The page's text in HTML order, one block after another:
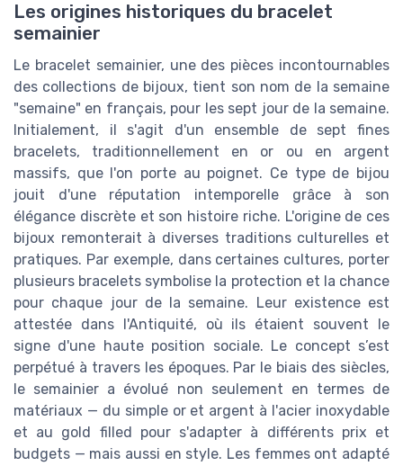
Les origines historiques du bracelet
semainier
Le bracelet semainier, une des pièces incontournables
des collections de bijoux, tient son nom de la semaine
"semaine" en français, pour les sept jour de la semaine.
Initialement, il s'agit d'un ensemble de sept fines
bracelets, traditionnellement en or ou en argent
massifs, que l'on porte au poignet. Ce type de bijou
jouit d'une réputation intemporelle grâce à son
élégance discrète et son histoire riche. L'origine de ces
bijoux remonterait à diverses traditions culturelles et
pratiques. Par exemple, dans certaines cultures, porter
plusieurs bracelets symbolise la protection et la chance
pour chaque jour de la semaine. Leur existence est
attestée dans l'Antiquité, où ils étaient souvent le
signe d'une haute position sociale. Le concept s’est
perpétué à travers les époques. Par le biais des siècles,
le semainier a évolué non seulement en termes de
matériaux — du simple or et argent à l'acier inoxydable
et au gold filled pour s'adapter à différents prix et
budgets — mais aussi en style. Les femmes ont adapté